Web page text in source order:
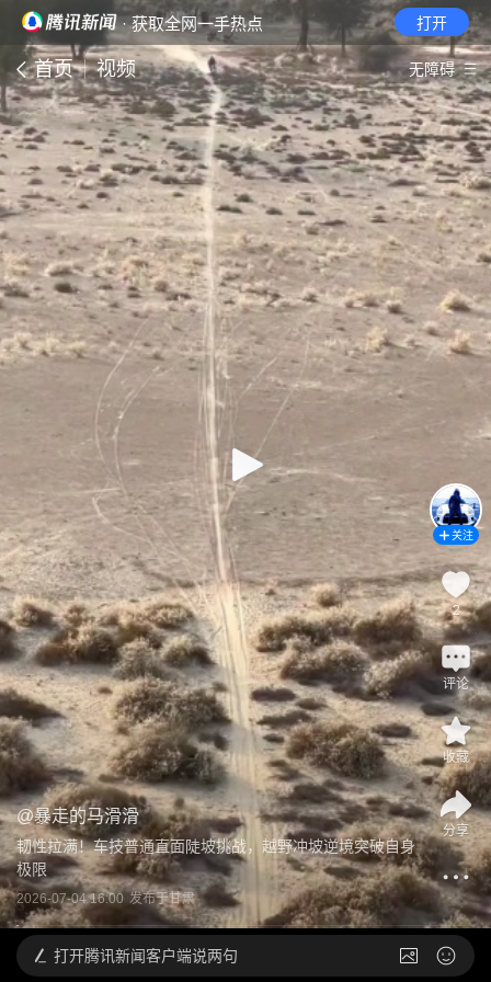
· 获取全网一手热点 打开
首页 视频 无障碍
@暴走的马滑滑
韧性拉满！车技普通直面陡坡挑战，越野冲坡逆境突破自身
极限
2026-07-04 16:00 发布于甘肃
关注
2
评论
收藏
分享
打开腾讯新闻客户端说两句